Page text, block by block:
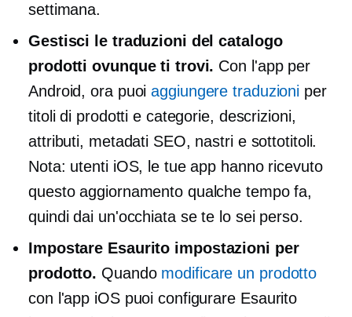
settimana.
Gestisci le traduzioni del catalogo
prodotti ovunque ti trovi. Con l'app per
Android, ora puoiaggiungere traduzioni per
titoli di prodotti e categorie, descrizioni,
attributi, metadati SEO, nastri e sottotitoli.
Nota: utenti iOS, le tue app hanno ricevuto
questo aggiornamento qualche tempo fa,
quindi dai un'occhiata se te lo sei perso.
Impostare Esaurito impostazioni per
prodotto. Quando modificare un prodotto
con l'app iOS puoi configurare Esaurito